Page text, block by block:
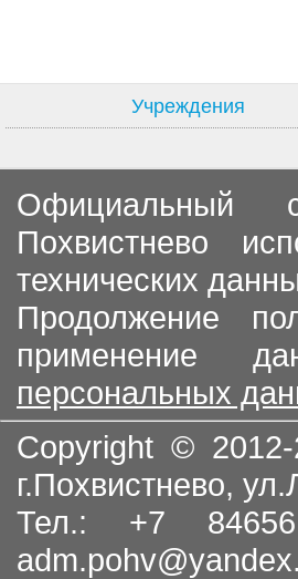
Учреждения
Официальный
Похвистнево
технических
Продолжение
применение
персональных
Copyright © 2012-
г.Похвистнево,
Тел.: +7